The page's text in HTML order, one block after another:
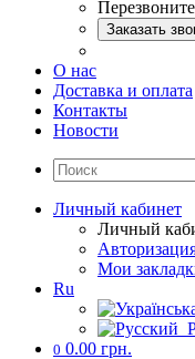
Заказать
О нас
Доставка и оплата
Контакты
Новости
Личный кабинет
Личный
Мои
Ru
0 0.00 грн.